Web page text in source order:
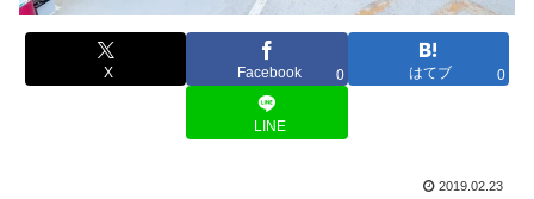
X Facebook 0 はてブ 0
LINE
2019.02.23